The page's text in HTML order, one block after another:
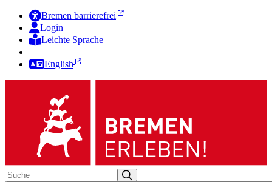
Bremen barrierefrei
Login
Leichte Sprache
English